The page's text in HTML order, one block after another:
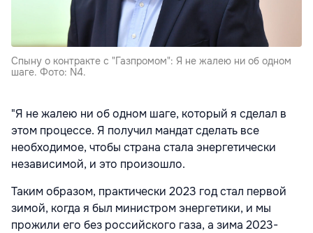
Спыну о контракте с "Газпромом": Я не жалею ни об одном
шаге. Фото: N4.
"Я не жалею ни об одном шаге, который я сделал в
этом процессе. Я получил мандат сделать все
необходимое, чтобы страна стала энергетически
независимой, и это произошло.
Таким образом, практически 2023 год стал первой
зимой, когда я был министром энергетики, и мы
прожили его без российского газа, а зима 2023-